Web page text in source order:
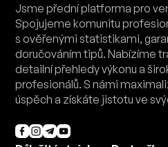
Jsme přední platforma pro
Spojujeme komunitu
s ověřenými statistikami,
doručováním tipů. Nabízíme
detailní přehledy výkonu a
profesionálů. S námi
úspěch a získáte jistotu ve